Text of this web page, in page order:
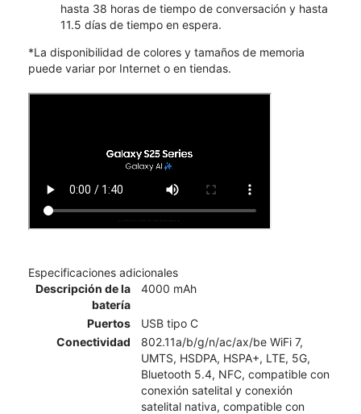
hasta 38 horas de tiempo de conversación y hasta
11.5 días de tiempo en espera.
*La disponibilidad de colores y tamaños de memoria
puede variar por Internet o en tiendas.
Especificaciones adicionales
Descripción de la
batería
4000 mAh
Puertos
USB tipo C
Conectividad
802.11a/b/g/n/ac/ax/be WiFi 7,
UMTS, HSDPA, HSPA+, LTE, 5G,
Bluetooth 5.4, NFC, compatible con
conexión satelital y conexión
satelital nativa, compatible con